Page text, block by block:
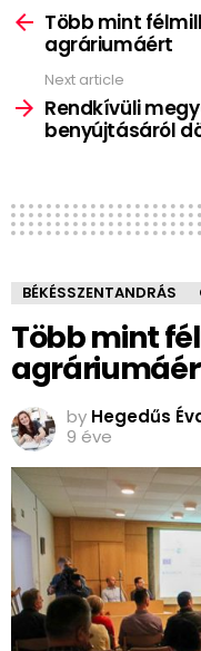
moreTöbb mint
agráriumáért
Next article
Rendkívüli
benyújtásáról
BÉKÉSSZENTANDRÁS
Több mint
by Hegedűs
9 éve